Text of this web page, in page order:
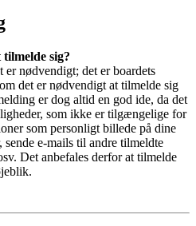
sig?
nødvendigt; det er boardets
det er nødvendigt at tilmelde sig
er dog altid en god ide, da det
som ikke er tilgængelige for
som personligt billede på dine
e-mails til andre tilmeldte
Det anbefales derfor at tilmelde